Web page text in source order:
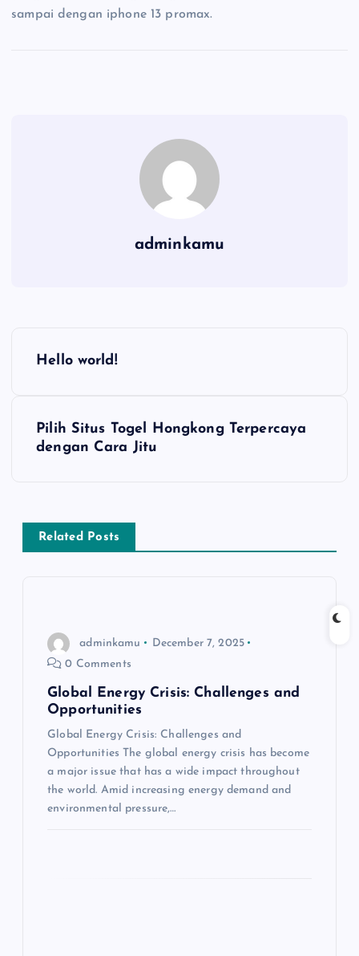
sampai dengan iphone 13 promax.
adminkamu
Hello world!
Pilih Situs Togel Hongkong Terpercaya
dengan Cara Jitu
Related Posts
adminkamu
December 7, 2025
0 Comments
Global Energy Crisis: Challenges and
Opportunities
Global Energy Crisis: Challenges and
Opportunities The global energy crisis has become
a major issue that has a wide impact throughout
the world. Amid increasing energy demand and
environmental pressure,…